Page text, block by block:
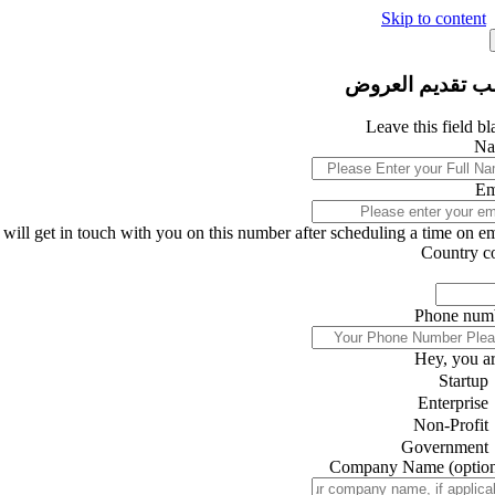
Skip to content
تقديم العروض
Leave this field
get in touch with you on this number after scheduling a time on
Country
Phone
Hey, you
Startup
Enterprise
Non-Profit
Government
Company Name